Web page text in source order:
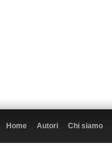
Home Autori Chi siamo